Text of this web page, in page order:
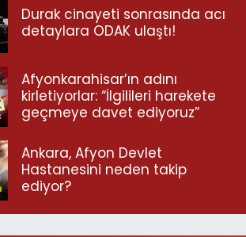
Durak cinayeti sonrasında acı
detaylara ODAK ulaştı!
Afyonkarahisar’ın adını
kirletiyorlar: “İlgilileri harekete
geçmeye davet ediyoruz”
Ankara, Afyon Devlet
Hastanesini neden takip
ediyor?